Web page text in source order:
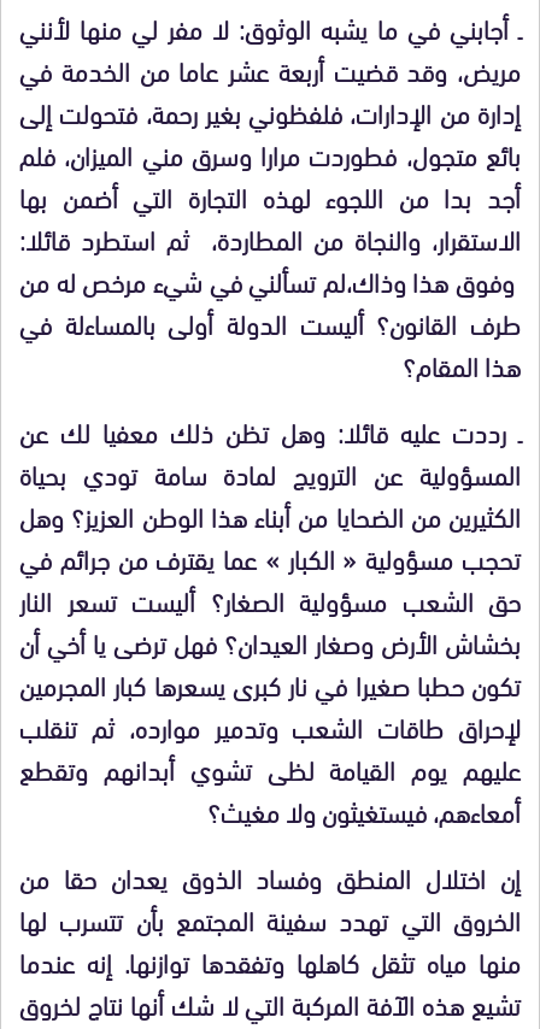
ـ أجابني في ما يشبه الوثوق: لا مفر لي منها لأنني
مريض، وقد قضيت أربعة عشر عاما من الخدمة في
إدارة من الإدارات، فلفظوني بغير رحمة، فتحولت إلى
بائع متجول، فطوردت مرارا وسرق مني الميزان، فلم
أجد بدا من اللجوء لهذه التجارة التي أضمن بها
الاستقرار، والنجاة من المطاردة، ثم استطرد قائلا:
وفوق هذا وذاك،لم تسألني في شيء مرخص له من
طرف القانون؟ أليست الدولة أولى بالمساءلة في
هذا المقام؟
ـ رددت عليه قائلا: وهل تظن ذلك معفيا لك عن
المسؤولية عن الترويج لمادة سامة تودي بحياة
الكثيرين من الضحايا من أبناء هذا الوطن العزيز؟ وهل
تحجب مسؤولية « الكبار » عما يقترف من جرائم في
حق الشعب مسؤولية الصغار؟ أليست تسعر النار
بخشاش الأرض وصغار العيدان؟ فهل ترضى يا أخي أن
تكون حطبا صغيرا في نار كبرى يسعرها كبار المجرمين
لإحراق طاقات الشعب وتدمير موارده، ثم تنقلب
عليهم يوم القيامة لظى تشوي أبدانهم وتقطع
أمعاءهم، فيستغيثون ولا مغيث؟
إن اختلال المنطق وفساد الذوق يعدان حقا من
الخروق التي تهدد سفينة المجتمع بأن تتسرب لها
منها مياه تثقل كاهلها وتفقدها توازنها. إنه عندما
تشيع هذه الآفة المركبةالتيلا شك أنها نتاج لخروق